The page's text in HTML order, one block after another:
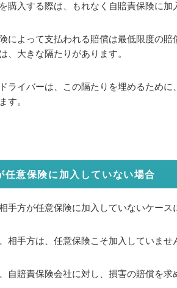
購入する際は、もれなく自賠責保険に加
によって支払われる賠償は最低限度の
、大きな隔たりがあります。
ライバーは、この隔たりを埋めるため
す。
意保険に加入していない場合
手方が任意保険に加入していないケース
相手方は、任意保険こそ加入していませ
自賠責保険会社に対し、損害の賠償を求